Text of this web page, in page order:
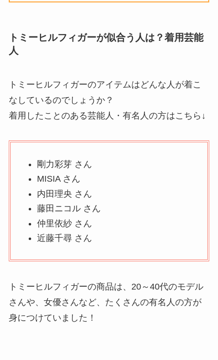
トミーヒルフィガーが似合う人は？着用芸能
人
トミーヒルフィガーのアイテムはどんな人が着こ
なしているのでしょうか？
着用したことのある芸能人・有名人の方はこちら↓
剛力彩芽 さん
MISIA さん
内田理央 さん
藤田ニコル さん
仲里依紗 さん
近藤千尋 さん
トミーヒルフィガーの商品は、20～40代のモデル
さんや、女優さんなど、たくさんの有名人の方が
身につけていました！